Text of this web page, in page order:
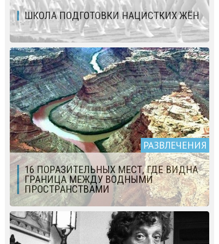
ШКОЛА ПОДГОТОВКИ НАЦИСТКИХ ЖЁН
РАЗВЛЕЧЕНИЯ
16 ПОРАЗИТЕЛЬНЫХ МЕСТ, ГДЕ ВИДНА
ГРАНИЦА МЕЖДУ ВОДНЫМИ
ПРОСТРАНСТВАМИ